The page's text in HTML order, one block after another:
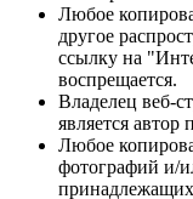
Любое
другое
ссылку на
воспрещается.
Владелец веб-
является автор
Любое
фотографий и/
принадлежащих